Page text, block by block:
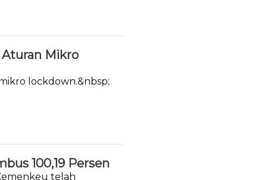
Mikro
lockdown.&nbsp;
100,19 Persen
telah